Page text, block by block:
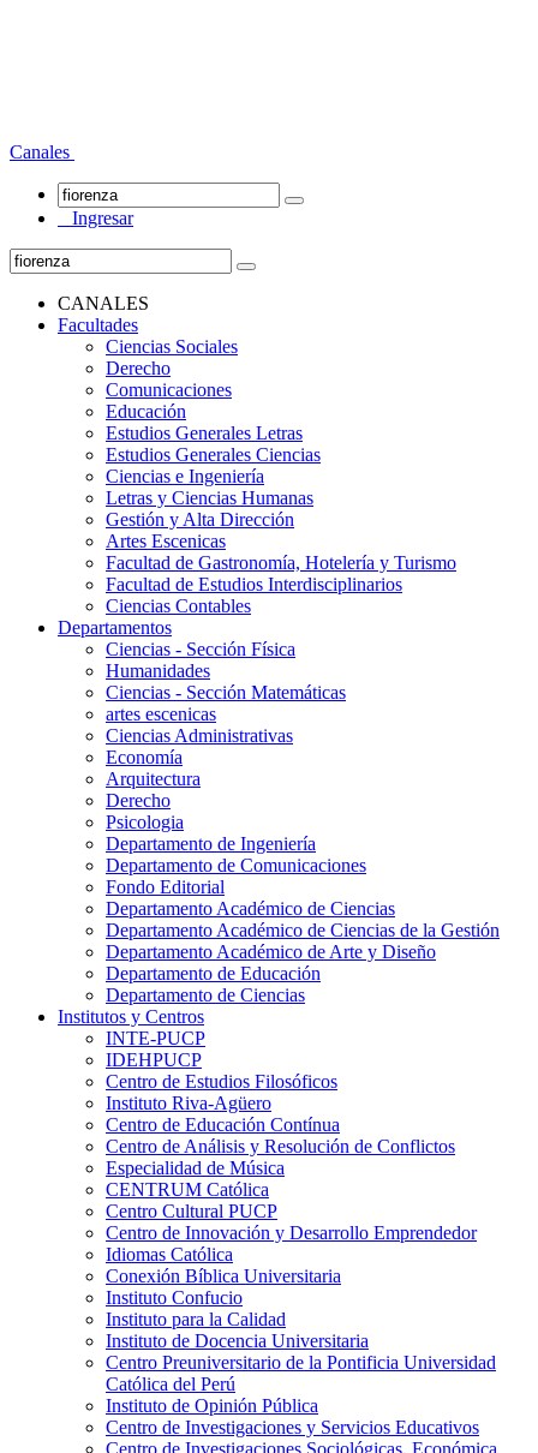
Canales
Ingresar
CANALES
Facultades
Ciencias Sociales
Derecho
Comunicaciones
Educación
Estudios Generales Letras
Estudios Generales Ciencias
Ciencias e Ingeniería
Letras y Ciencias Humanas
Gestión y Alta Dirección
Artes Escenicas
Facultad de Gastronomía, Hotelería y Turismo
Facultad de Estudios Interdisciplinarios
Ciencias Contables
Departamentos
Ciencias - Sección Física
Humanidades
Ciencias - Sección Matemáticas
artes escenicas
Ciencias Administrativas
Economía
Arquitectura
Derecho
Psicologia
Departamento de Ingeniería
Departamento de Comunicaciones
Fondo Editorial
Departamento Académico de Ciencias
Departamento Académico de Ciencias de la Gestión
Departamento Académico de Arte y Diseño
Departamento de Educación
Departamento de Ciencias
Institutos y Centros
INTE-PUCP
IDEHPUCP
Centro de Estudios Filosóficos
Instituto Riva-Agüero
Centro de Educación Contínua
Centro de Análisis y Resolución de Conflictos
Especialidad de Música
CENTRUM Católica
Centro Cultural PUCP
Centro de Innovación y Desarrollo Emprendedor
Idiomas Católica
Conexión Bíblica Universitaria
Instituto Confucio
Instituto para la Calidad
Instituto de Docencia Universitaria
Centro Preuniversitario de la Pontificia Universidad
Católica del Perú
Instituto de Opinión Pública
Centro de Investigaciones y Servicios Educativos
Centro de Investigaciones Sociológicas, Económica